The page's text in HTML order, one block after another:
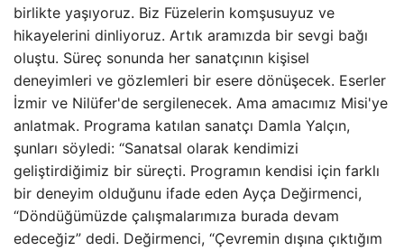
birlikte yaşıyoruz. Biz Füzelerin komşusuyuz ve
hikayelerini dinliyoruz. Artık aramızda bir sevgi bağı
oluştu. Süreç sonunda her sanatçının kişisel
deneyimleri ve gözlemleri bir esere dönüşecek. Eserler
İzmir ve Nilüfer'de sergilenecek. Ama amacımız Misi'ye
anlatmak. Programa katılan sanatçı Damla Yalçın,
şunları söyledi: “Sanatsal olarak kendimizi
geliştirdiğimiz bir süreçti. Programın kendisi için farklı
bir deneyim olduğunu ifade eden Ayça Değirmenci,
“Döndüğümüzde çalışmalarımıza burada devam
edeceğiz” dedi. Değirmenci, “Çevremin dışına çıktığım